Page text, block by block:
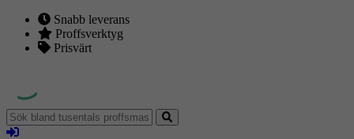
Snabb leverans
Proffsverktyg
Prisvärt
Sök
bland
Logga